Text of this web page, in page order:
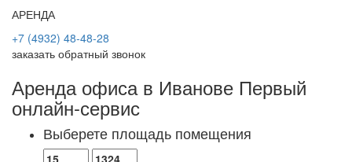
АРЕНДА
+7 (4932) 48-48-28
заказать обратный звонок
Аренда офиса в Иванове Первый
онлайн-сервис
Выберете площадь помещения